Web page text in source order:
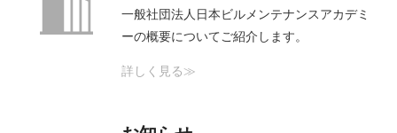
一般社団法人日本ビルメンテナンスアカデミ
ーの概要についてご紹介します。
詳しく見る≫